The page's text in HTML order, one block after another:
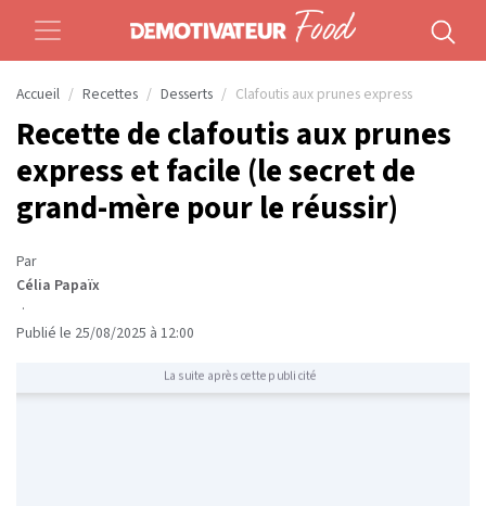
Accueil Recettes Desserts Clafoutis aux prunes express
Recette de clafoutis aux prunes
express et facile (le secret de
grand-mère pour le réussir)
Par
Célia Papaïx
·
Publié le 25/08/2025 à 12:00
La suite après cette publicité